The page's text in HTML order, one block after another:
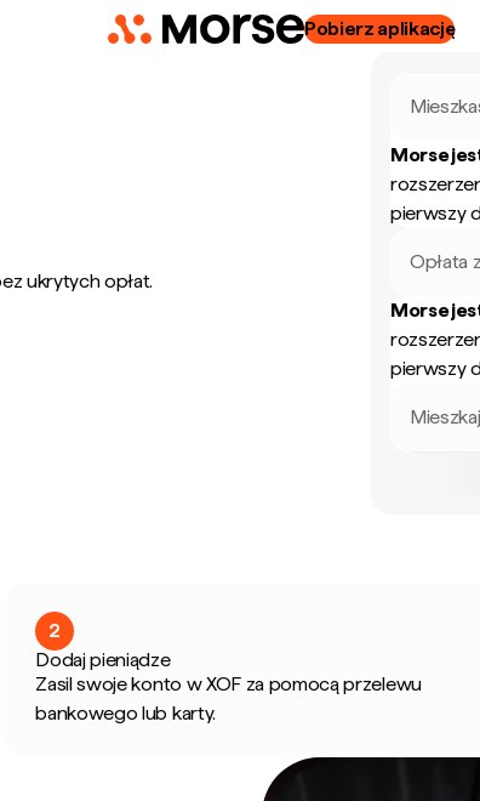
Pobierz aplikację
ukrytych opłat.
Morse
pierwszy
Opłata
Morse
pierwszy
2
Dodaj pieniądze
Zasil swoje konto w XOF za pomocą przelewu
bankowego lub karty.